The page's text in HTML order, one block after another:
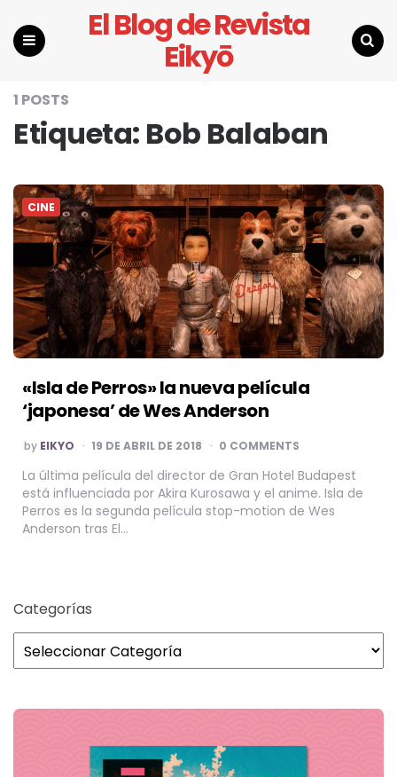
El Blog de Revista
Eikyō
1 POSTS
Etiqueta: Bob Balaban
CINE
«Isla de Perros» la nueva película
‘japonesa’ de Wes Anderson
POSTED
BY
by EIKYO 19 DE ABRIL DE 2018 0 COMMENTS
La última película del director de Gran Hotel Budapest
está influenciada por Akira Kurosawa y el anime. Isla de
Perros es la segunda película stop-motion de Wes
Anderson tras El…
Categorías